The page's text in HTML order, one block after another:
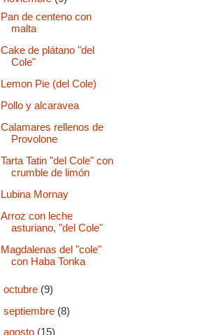
Pan de centeno con
malta
Cake de plátano "del
Cole"
Lemon Pie (del Cole)
Pollo y alcaravea
Calamares rellenos de
Provolone
Tarta Tatin "del Cole" con
crumble de limón
Lubina Mornay
Arroz con leche
asturiano, "del Cole"
Magdalenas del "cole"
con Haba Tonka
octubre (9)
septiembre (8)
agosto (15)